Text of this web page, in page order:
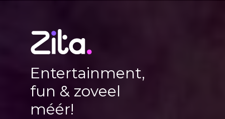
Entertainment,
fun & zoveel
méér!